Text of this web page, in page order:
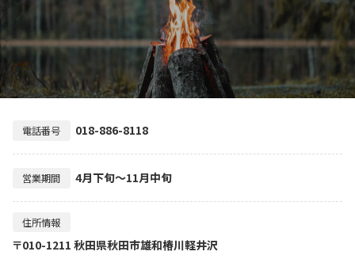
電話番号 018-886-8118
営業期間 4月下旬～11月中旬
住所情報
〒010-1211 秋田県秋田市雄和椿川軽井沢